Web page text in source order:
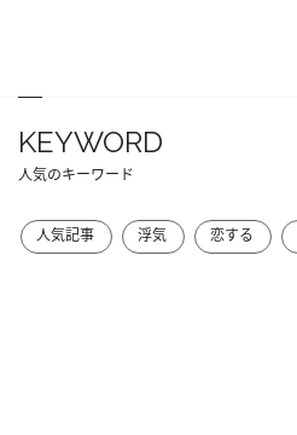
KEYWORD
人気のキーワード
人気記事 浮気 恋する